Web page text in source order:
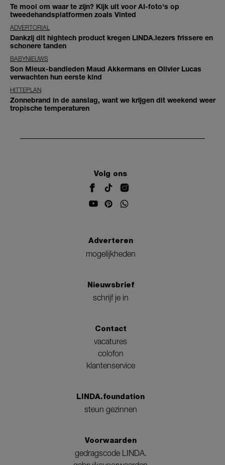
Te mooi om waar te zijn? Kijk uit voor AI-foto's op
tweedehandsplatformen zoals Vinted
ADVERTORIAL
Dankzij dit hightech product kregen LINDA.lezers frissere en
schonere tanden
BABYNIEUWS
Son Mieux-bandleden Maud Akkermans en Olivier Lucas
verwachten hun eerste kind
HITTEPLAN
Zonnebrand in de aanslag, want we krijgen dit weekend weer
tropische temperaturen
Volg ons
Adverteren
mogelijkheden
Nieuwsbrief
schrijf je in
Contact
vacatures
colofon
klantenservice
LINDA.foundation
steun gezinnen
Voorwaarden
gedragscode LINDA.